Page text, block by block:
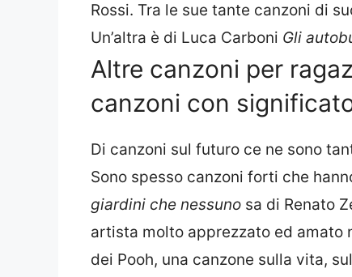
Rossi. Tra le sue tante canzoni di
Un’altra è di Luca Carboni Gli
Altre canzoni per
canzoni con
Di canzoni sul futuro ce ne sono
Sono spesso canzoni forti che
giardini che nessuno sa di Renato
artista molto apprezzato ed amato
dei Pooh, una canzone sulla vita,